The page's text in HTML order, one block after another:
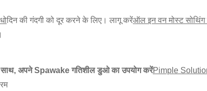
दिन की गंदगी को दूर करने के लिए। लागू करेंऑल इन वन मोस्ट
अपने Spawake गतिशील डुओ का उपयोग करेंPimple